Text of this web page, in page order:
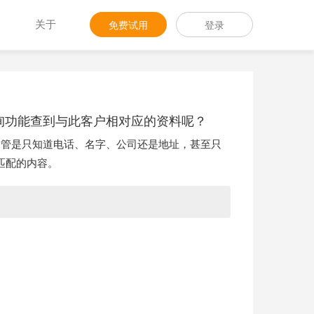
免费试用 登录
关于
能查到与此客户相对应的资料呢？
是只知道电话、名字、公司还是地址，甚至只
的内容。